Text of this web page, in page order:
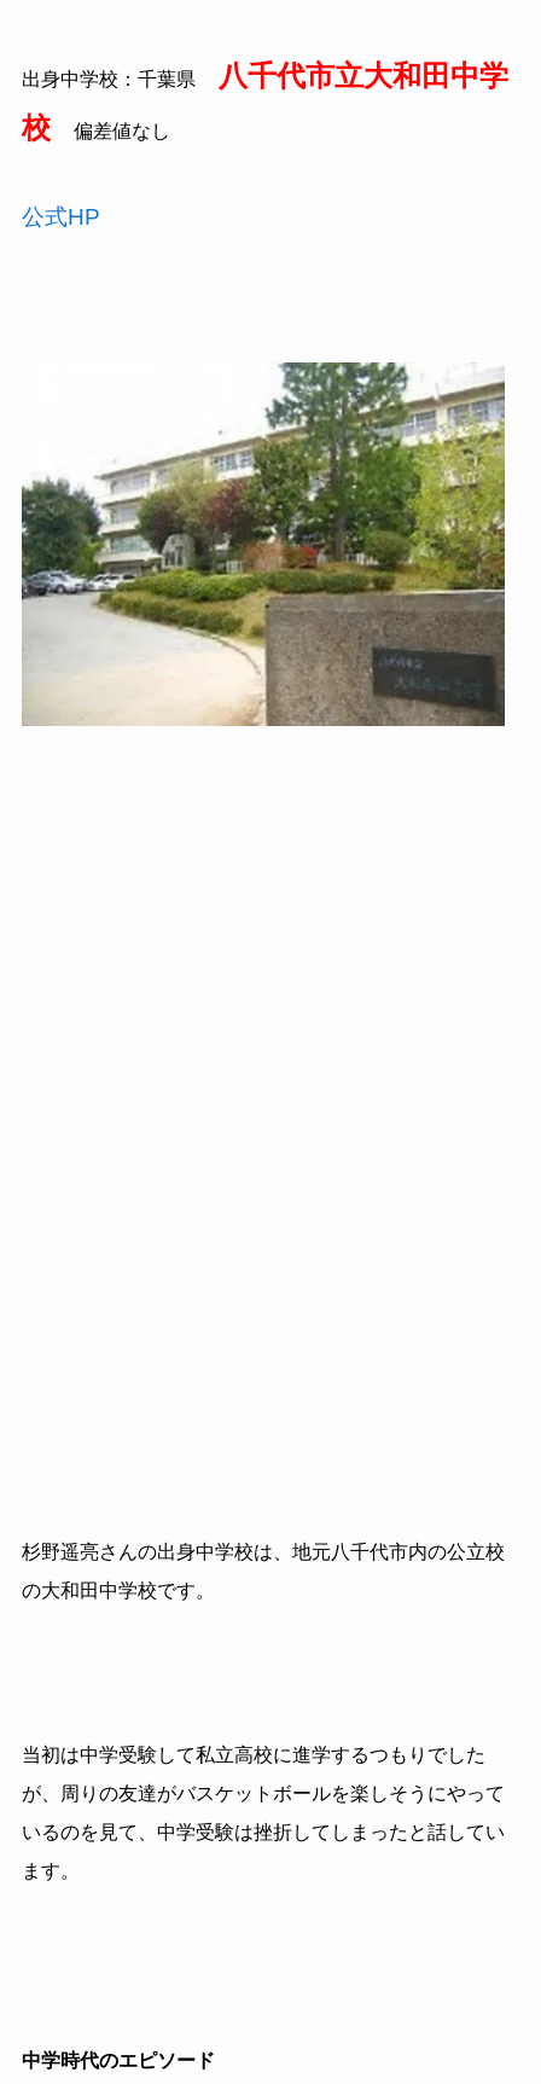
出身中学校：千葉県
八千代市立大和田中学
校
偏差値なし
公式HP
杉野遥亮さんの出身中学校は、地元八千代市内の公立校
の大和田中学校です。
当初は中学受験して私立高校に進学するつもりでした
が、周りの友達がバスケットボールを楽しそうにやって
いるのを見て、中学受験は挫折してしまったと話してい
ます。
中学時代のエピソード